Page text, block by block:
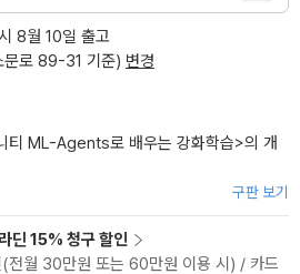
8월 10일 출고
문로 89-31 기준) 변경
티 ML-Agents로 배우는 강화학습>의 개
구판 보기
딘 15% 청구 할인
전월 30만원 또는 60만원 이용 시) / 카드